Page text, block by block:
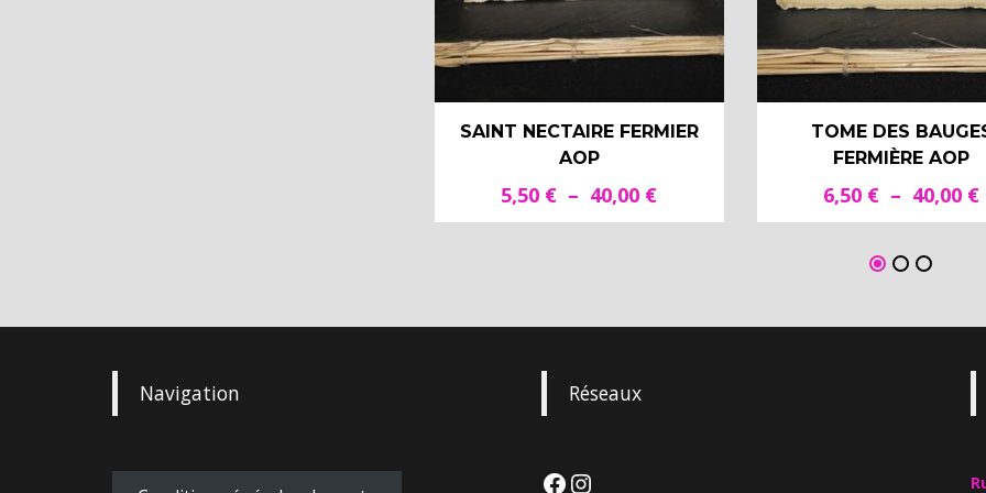
SAINT NECTAIRE FERMIER
AOP
5,50 € – 40,00 €Plage
de
TOME DES
FERMIÈRE AOP
6,50 € – 40,00 €
Navigation Réseaux